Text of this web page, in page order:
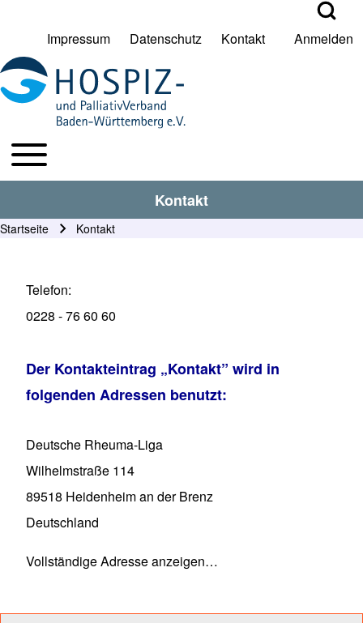
Suche Schließen
Suche
User account menu
Impressum Datenschutz Kontakt Anmelden
HPV BW Hauptmenu
Toggle main menu
Kontakt
Startseite Kontakt
Telefon
0228 - 76 60 60
Der Kontakteintrag „Kontakt” wird in
folgenden Adressen benutzt:
Deutsche Rheuma-Liga
Wilhelmstraße 114
89518 Heidenheim an der Brenz
Deutschland
Vollständige Adresse anzeigen…